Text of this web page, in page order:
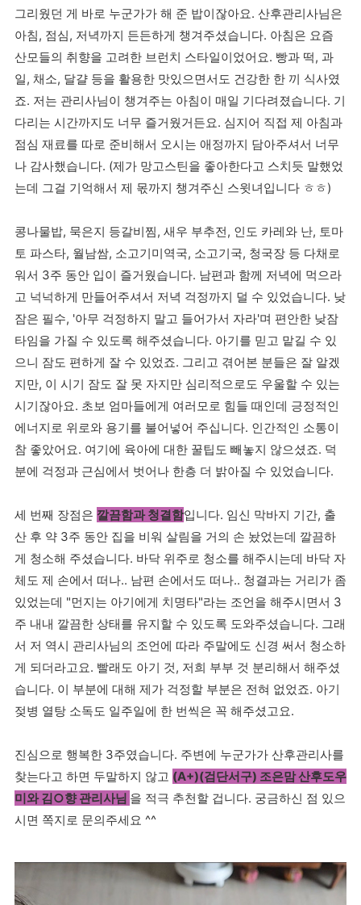
그리웠던 게 바로 누군가가 해 준 밥이잖아요. 산후관리사님은
아침, 점심, 저녁까지 든든하게 챙겨주셨습니다. 아침은 요즘
산모들의 취향을 고려한 브런치 스타일이었어요. 빵과 떡, 과
일, 채소, 달걀 등을 활용한 맛있으면서도 건강한 한 끼 식사였
죠. 저는 관리사님이 챙겨주는 아침이 매일 기다려졌습니다. 기
다리는 시간까지도 너무 즐거웠거든요. 심지어 직접 제 아침과
점심 재료를 따로 준비해서 오시는 애정까지 담아주셔서 너무
나 감사했습니다. (제가 망고스틴을 좋아한다고 스치듯 말했었
는데 그걸 기억해서 제 몫까지 챙겨주신 스윗녀입니다 ㅎㅎ)
콩나물밥, 묵은지 등갈비찜, 새우 부추전, 인도 카레와 난, 토마
토 파스타, 월남쌈, 소고기미역국, 소고기국, 청국장 등 다채로
워서 3주 동안 입이 즐거웠습니다. 남편과 함께 저녁에 먹으라
고 넉넉하게 만들어주셔서 저녁 걱정까지 덜 수 있었습니다. 낮
잠은 필수, '아무 걱정하지 말고 들어가서 자라'며 편안한 낮잠
타임을 가질 수 있도록 해주셨습니다. 아기를 믿고 맡길 수 있
으니 잠도 편하게 잘 수 있었죠. 그리고 겪어본 분들은 잘 알겠
지만, 이 시기 잠도 잘 못 자지만 심리적으로도 우울할 수 있는
시기잖아요. 초보 엄마들에게 여러모로 힘들 때인데 긍정적인
에너지로 위로와 용기를 불어넣어 주십니다. 인간적인 소통이
참 좋았어요. 여기에 육아에 대한 꿀팁도 빼놓지 않으셨죠. 덕
분에 걱정과 근심에서 벗어나 한층 더 밝아질 수 있었습니다.
세 번째 장점은 깔끔함과 청결함입니다. 임신 막바지 기간, 출
산 후 약 3주 동안 집을 비워 살림을 거의 손 놨었는데 깔끔하
게 청소해 주셨습니다. 바닥 위주로 청소를 해주시는데 바닥 자
체도 제 손에서 떠나.. 남편 손에서도 떠나.. 청결과는 거리가 좀
있었는데 "먼지는 아기에게 치명타"라는 조언을 해주시면서 3
주 내내 깔끔한 상태를 유지할 수 있도록 도와주셨습니다. 그래
서 저 역시 관리사님의 조언에 따라 주말에도 신경 써서 청소하
게 되더라고요. 빨래도 아기 것, 저희 부부 것 분리해서 해주셨
습니다. 이 부분에 대해 제가 걱정할 부분은 전혀 없었죠. 아기
젖병 열탕 소독도 일주일에 한 번씩은 꼭 해주셨고요.
진심으로 행복한 3주였습니다. 주변에 누군가가 산후관리사를
찾는다고 하면 두말하지 않고 (A+)(검단서구) 조은맘 산후도우
미와 김○향 관리사님 을 적극 추천할 겁니다. 궁금하신 점 있으
시면 쪽지로 문의주세요 ^^